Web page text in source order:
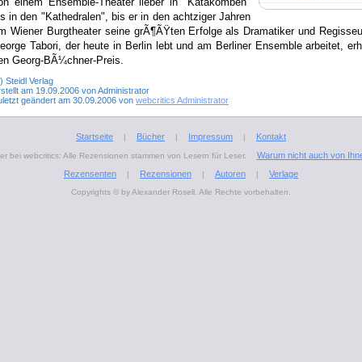
in den "Kathedralen", bis er in den achtziger Jahren
Wiener Burgtheater seine grÃ¶ÃŸten Erfolge als Dramatiker und
Tabori, der heute in Berlin lebt und am Berliner Ensemble arbeitet,
Georg-BÃ¼chner-Preis.
Steidl Verlag
am 19.09.2006 von Administrator
geändert am 30.09.2006 von webcritics Administrator
Startseite | Bücher | Impressum | Kontakt
bei webcritics: Alle Rezensionen stammen von Lesern für Leser.
Warum nicht auch von
Rezensenten
| Rezensionen | Autoren | Verlage
Copyrights © by Alexander Rosell. Alle Rechte vorbehalten.